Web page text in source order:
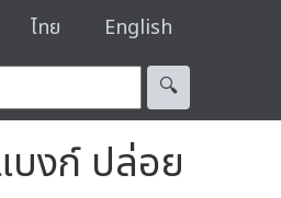
ไทย English
🔍︎
บงก์ ปล่อย